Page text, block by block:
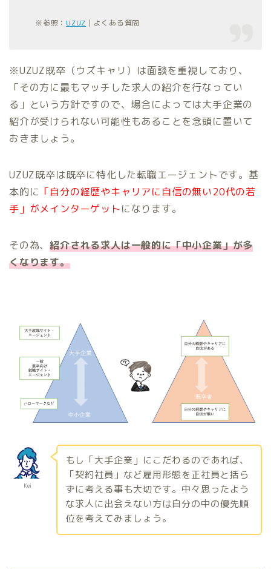
※参照： UZUZ ｜よくある質問
※UZUZ既卒（ウズキャリ）は面談を重視しており、
「その方に最もマッチした求人の紹介を行なってい
る」という方針ですので、場合によっては大手企業の
紹介が受けられない可能性もあることを念頭に置いて
おきましょう。
UZUZ既卒は既卒に特化した転職エージェントです。基
本的に 「自分の経歴やキャリアに自信の無い20代の若
手」がメインターゲット になります。
その為、紹介される求人は一般的に「中小企業」が多
くなります。
Kei
もし「大手企業」にこだわるのであれば、
「契約社員」など雇用形態を正社員と括ら
ずに考える事も大切です。中々思ったよう
な求人に出会えない方は自分の中の優先順
位を考えてみましょう。